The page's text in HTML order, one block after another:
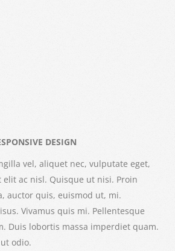
DESIGN
vel, aliquet nec, vulputate eget,
elit ac nisl. Quisque ut nisi. Proin
auctor quis, euismod ut, mi.
Vivamus quis mi. Pellentesque
Duis lobortis massa imperdiet quam.
odio.